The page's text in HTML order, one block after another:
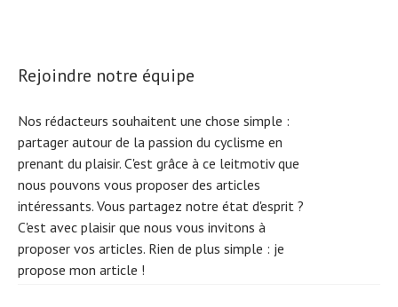
Rejoindre notre équipe
Nos rédacteurs souhaitent une chose simple :
partager autour de la passion du cyclisme en
prenant du plaisir. C'est grâce à ce leitmotiv que
nous pouvons vous proposer des articles
intéressants. Vous partagez notre état d'esprit ?
C'est avec plaisir que nous vous invitons à
proposer vos articles. Rien de plus simple : je
propose mon article !
S
e
a
r
c
h
f
o
r